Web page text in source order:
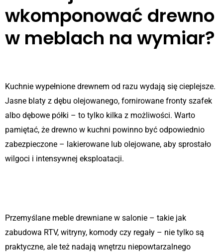
wkomponować drewno
w meblach na wymiar?
Kuchnie wypełnione drewnem od razu wydają się cieplejsze.
Jasne blaty z dębu olejowanego, fornirowane fronty szafek
albo dębowe półki – to tylko kilka z możliwości. Warto
pamiętać, że drewno w kuchni powinno być odpowiednio
zabezpieczone – lakierowane lub olejowane, aby sprostało
wilgoci i intensywnej eksploatacji.
Przemyślane meble drewniane w salonie – takie jak
zabudowa RTV, witryny, komody czy regały – nie tylko są
praktyczne, ale też nadają wnętrzu niepowtarzalnego